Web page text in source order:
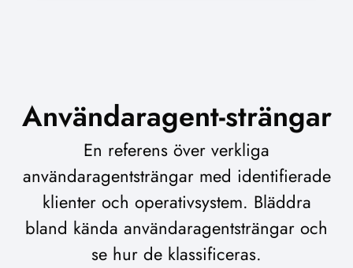
Användaragent-strängar
En referens över verkliga
användaragentsträngar med identifierade
klienter och operativsystem. Bläddra
bland kända användaragentsträngar och
se hur de klassificeras.